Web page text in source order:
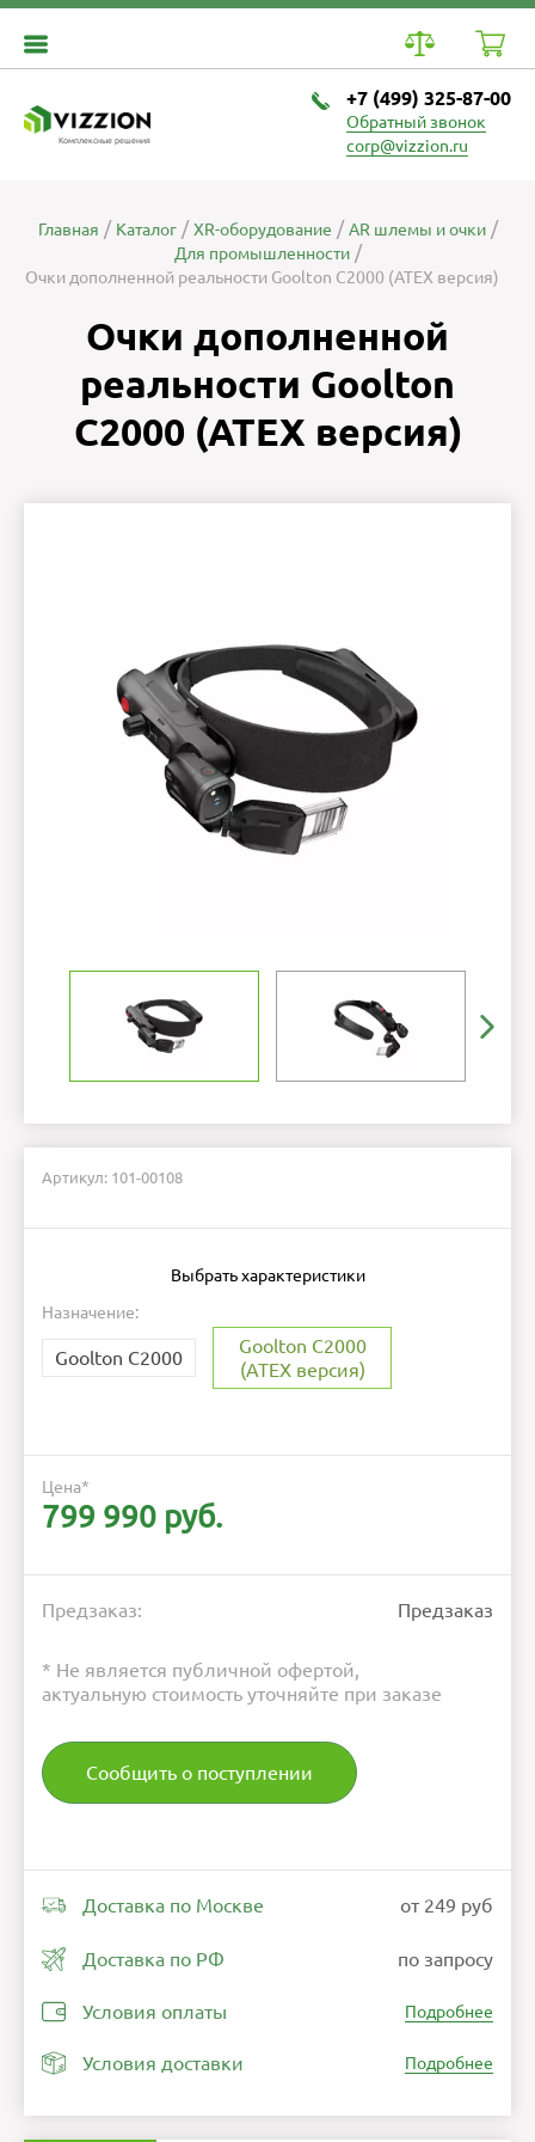
Комплексные решения
+7 (499) 325-87-00
Обратный звонок
corp@vizzion.ru
Главная Каталог XR-оборудование
AR шлемы и очки
Для промышленности
Очки дополненной реальности Goolton C2000 (ATEX версия)
Очки дополненной
реальности Goolton
C2000 (ATEX версия)
Артикул: 101-00108
Выбрать характеристики
Назначение:
Goolton C2000
Goolton C2000
(ATEX версия)
Цена*
799 990 руб.
Предзаказ: Предзаказ
* Не является публичной офертой,
актуальную стоимость уточняйте при заказе
Сообщить о поступлении
Доставка по Москве от 249 руб
Доставка по РФ по запросу
Условия оплаты Подробнее
Условия доставки Подробнее